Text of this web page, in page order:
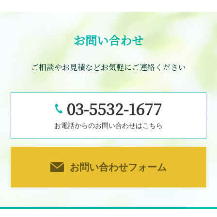
お問い合わせ
ご相談やお見積などお気軽にご連絡ください
03-5532-1677
お電話からのお問い合わせはこちら
お問い合わせフォーム